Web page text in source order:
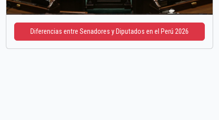
Diferencias entre Senadores y Diputados en el Perú 2026